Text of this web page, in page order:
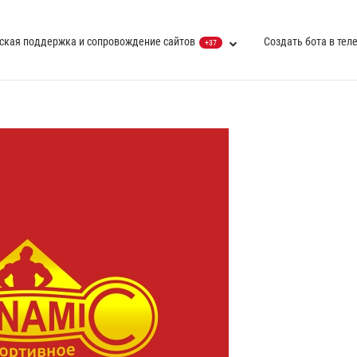
поддержка и сопровождение сайтов +37 Создать бота в